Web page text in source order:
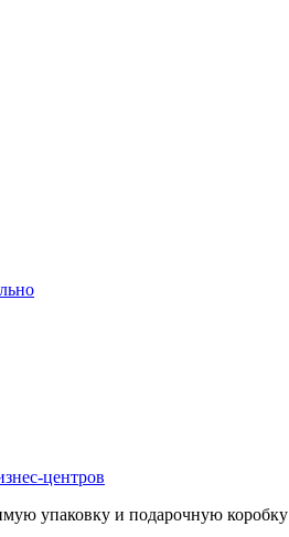
центров
упаковку и подарочную коробку